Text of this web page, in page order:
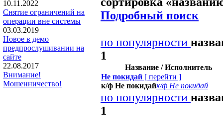
10.11.2022
Снятие ограничений на
операции вне системы
03.03.2019
Новое в демо
предпрослушивании на
сайте
22.08.2017
Внимание!
Мошенничество!
Подробный поиск
по популярности
1
Название / Исполнитель
Не покидай [ перейти ]
к/ф Не покидайк/ф Не покидай
по популярности
1